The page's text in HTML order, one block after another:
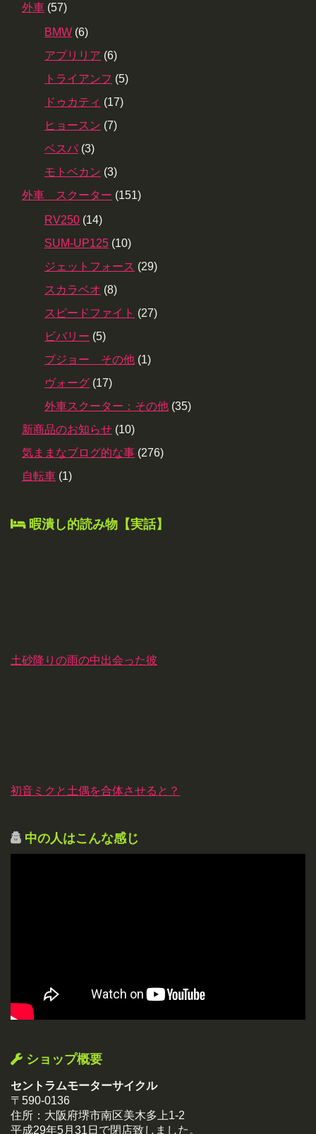
外車 (57)
BMW (6)
アプリリア (6)
トライアンフ (5)
ドゥカティ (17)
ヒョースン (7)
ベスパ (3)
モトベカン (3)
外車 スクーター (151)
RV250 (14)
SUM-UP125 (10)
ジェットフォース (29)
スカラベオ (8)
スピードファイト (27)
ビバリー (5)
プジョー その他 (1)
ヴォーグ (17)
外車スクーター：その他 (35)
新商品のお知らせ (10)
気ままなブログ的な事 (276)
自転車 (1)
暇潰し的読み物【実話】
土砂降りの雨の中出会った彼
初音ミクと土偶を合体させると？
中の人はこんな感じ
ショップ概要
セントラムモーターサイクル
〒590-0136
住所：大阪府堺市南区美木多上1-2
平成29年5月31日で閉店致しました。